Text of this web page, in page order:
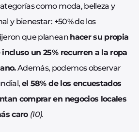
como moda, belleza y
y bienestar: +50% de los
que planean hacer su propia
incluso un 25% recurren a la ropa
Además, podemos observar
el 58% de los encuestados
comprar en negocios locales
caro (10).